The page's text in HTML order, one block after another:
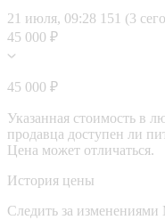
21 июля, 09:28 151 (3
45 000 ₽
45 000 ₽
Указанная стоимость в
продавца доступен ли
Цена может отличаться.
История цены
Следить за изменениями